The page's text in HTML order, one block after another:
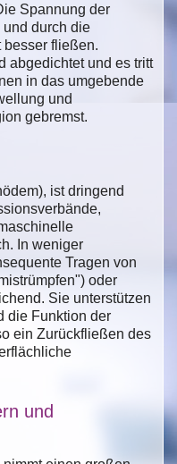
Spannung der
durch die
besser fließen.
abgedichtet und es tritt
in das umgebende
und
gebremst.
ist dringend
In weniger
Tragen von
oder
Sie unterstützen
die Funktion der
ein Zurückfließen des
und